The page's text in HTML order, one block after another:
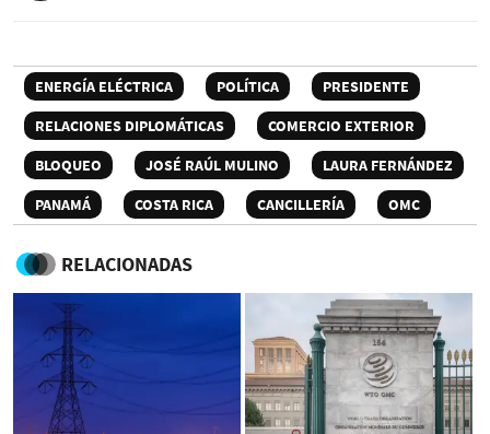
ENERGÍA ELÉCTRICA POLÍTICA
PRESIDENTE
RELACIONES DIPLOMÁTICAS
COMERCIO EXTERIOR
BLOQUEO
JOSÉ RAÚL MULINO
LAURA FERNÁNDEZ
PANAMÁ
COSTA RICA CANCILLERÍA OMC
RELACIONADAS